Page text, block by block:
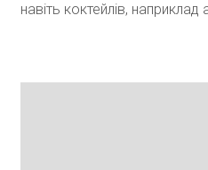
навіть коктейлів,